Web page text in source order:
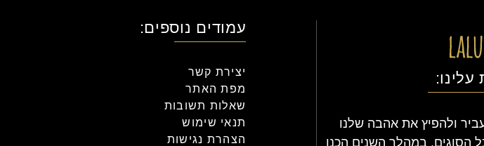
עלינו:
ולהפיץ את אהבה שלנו
הסוגים, במהלך השנים הכנו
עמודים נוספים:
יצירת קשר
מפת האתר
שאלות תשובות
תנאי שימוש
הצהרת נגישות